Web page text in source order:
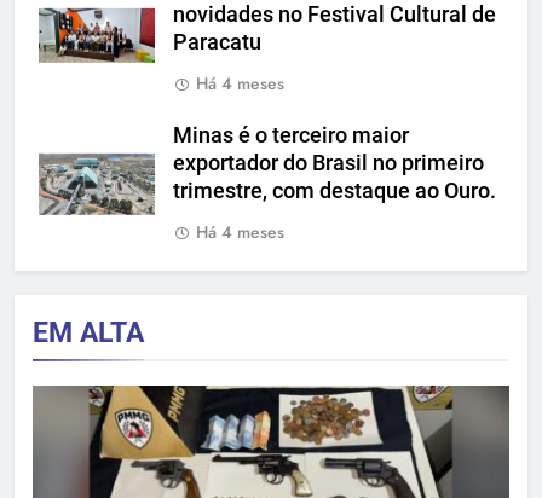
novidades no Festival Cultural de
Paracatu
Há 4 meses
Minas é o terceiro maior
exportador do Brasil no primeiro
trimestre, com destaque ao Ouro.
Há 4 meses
EM ALTA